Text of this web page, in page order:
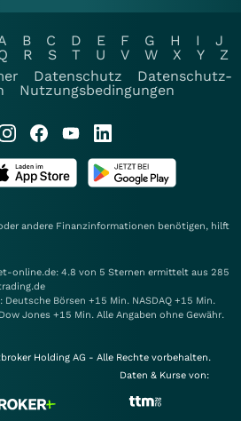
B C D E F G H I
J
R S T U V W X Y
Z
Datenschutz
Datenschutz-
Nutzungsbedingungen
andere Finanzinformationen benötigen, hilft
online.de: 4.8 von 5 Sternen ermittelt aus 285
Börsen +15 Min. NASDAQ +15 Min.
Jones +15 Min. Alle Angaben ohne Gewähr.
Holding AG - Alle Rechte vorbehalten.
Daten & Kurse von: